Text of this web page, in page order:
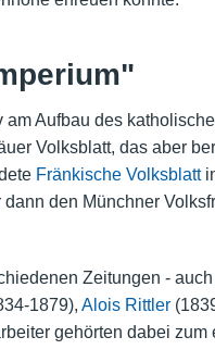
Aufbau des
Volksblatt, das aber
Fränkische Volksblatt
den Münchner
Zeitungen -
1879), Alois Rittler
gehörten dabei